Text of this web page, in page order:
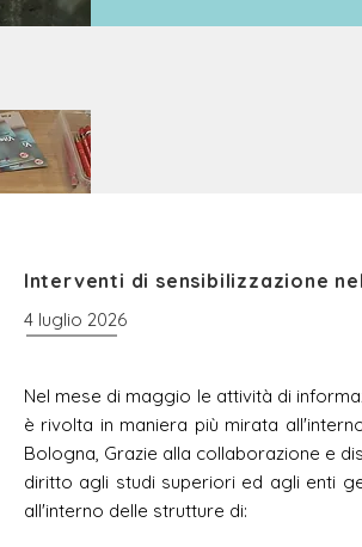
Interventi di sensibilizzazione
4 luglio 2026
Nel mese di maggio le attività di
è rivolta in maniera più mirata
Bologna, Grazie alla collaborazione e
diritto agli studi superiori ed agli enti
all'interno delle strutture di: